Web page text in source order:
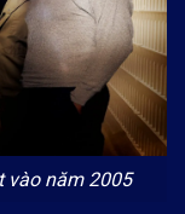
vào năm 2005